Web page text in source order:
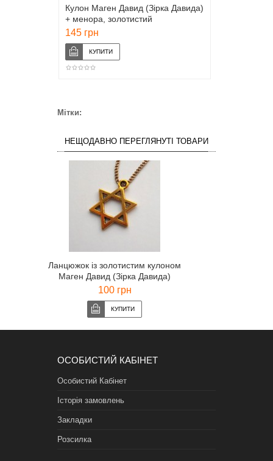
Кулон Маген Давид (Зірка Давида)
+ менора, золотистий
145 грн
Мітки:
НЕЩОДАВНО ПЕРЕГЛЯНУТІ ТОВАРИ
Ланцюжок із золотистим кулоном
Маген Давид (Зірка Давида)
100 грн
ОСОБИСТИЙ КАБІНЕТ
Особистий Кабінет
Історія замовлень
Закладки
Розсилка